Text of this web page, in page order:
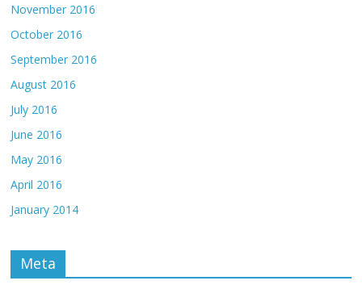
November 2016
October 2016
September 2016
August 2016
July 2016
June 2016
May 2016
April 2016
January 2014
Meta